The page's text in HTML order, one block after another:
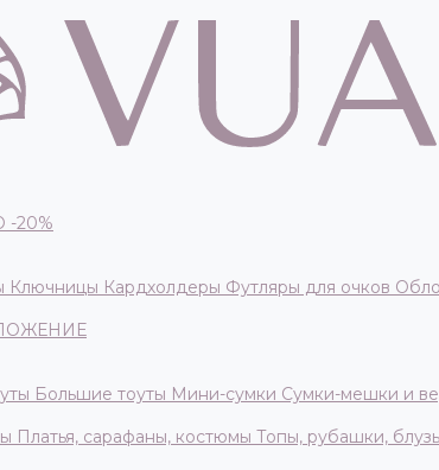
20%
Ключницы Кардхолдеры Футляры для очков
Большие тоуты Мини-сумки Сумки-мешки и
Платья, сарафаны, костюмы Топы, рубашки,